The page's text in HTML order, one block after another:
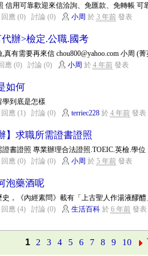
信用可靠歡迎來信洽詢、免匯款、免轉帳 可
回應 (0) 討論 (0) 小周 於 3 年前發表
辦>檢定.公職.國考
有需要再來信 chou800@yahoo.com 小周 (
應 (0) 討論 (0) 小周 於 4 年前發表
如何
到底是怎樣
回應 (1) 討論 (0) terriec228於 4 年前發表
】求職所需證書證照
證書證照 專業辦理合法證照.TOEIC.英檢.學
回應 (0) 討論 (0) 小周 於 5 年前發表
泡藥酒呢
，《內經素問》載有「上古聖人作湯液醪
回應 (4) 討論 (0) 生活百科於 6 年前發表
1 2 3 4 5 6 7 8 9 10